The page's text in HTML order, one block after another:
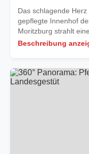
Das schlagende
gepflegte Innenhof
Moritzburg strahlt eine
Beschreibung